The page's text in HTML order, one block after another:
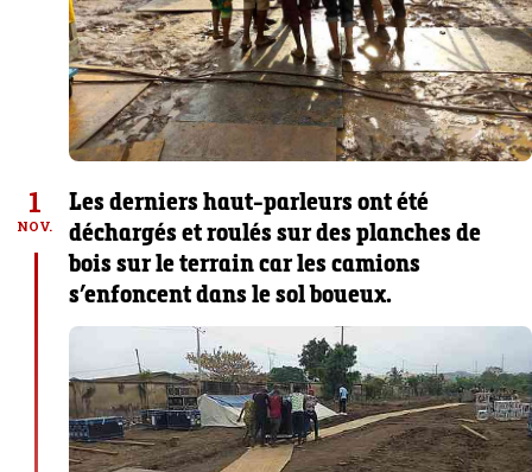
1
NOV.
Les derniers haut-parleurs ont été
déchargés et roulés sur des planches de
bois sur le terrain car les camions
s’enfoncent dans le sol boueux.